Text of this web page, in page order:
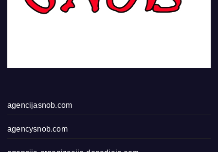
agencijasnob.com
agencysnob.com